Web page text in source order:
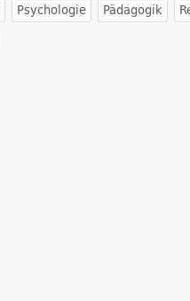
Psychologie Pädagogik